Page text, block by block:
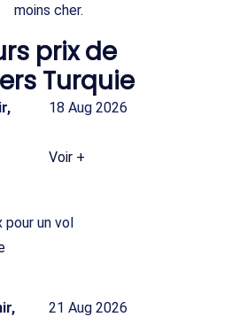
moins cher.
prix de
Turquie
18 Aug 2026
Voir +
pour un vol
21 Aug 2026